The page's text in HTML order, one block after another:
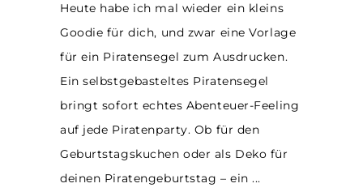
Heute habe ich mal wieder ein kleins
Goodie für dich, und zwar eine Vorlage
für ein Piratensegel zum Ausdrucken.
Ein selbstgebasteltes Piratensegel
bringt sofort echtes Abenteuer-Feeling
auf jede Piratenparty. Ob für den
Geburtstagskuchen oder als Deko für
deinen Piratengeburtstag – ein